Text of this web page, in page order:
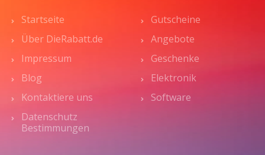
Startseite
Über DieRabatt.de
Impressum
Blog
Kontaktiere uns
Datenschutz
Bestimmungen
Gutscheine
Angebote
Geschenke
Elektronik
Software